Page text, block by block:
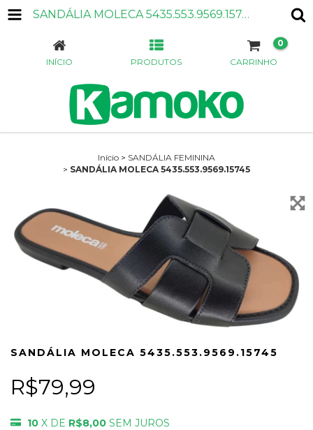
SANDÁLIA MOLECA 5435.553.9569.15745
INÍCIO PRODUTOS CARRINHO
0
Início > SANDÁLIA FEMININA
> SANDÁLIA MOLECA 5435.553.9569.15745
SANDÁLIA MOLECA 5435.553.9569.15745
R$79,99
10 X DE R$8,00 SEM JUROS